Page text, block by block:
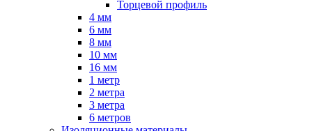
Торцевой профиль
4 мм
6 мм
8 мм
10 мм
16 мм
1 метр
2 метра
3 метра
6 метров